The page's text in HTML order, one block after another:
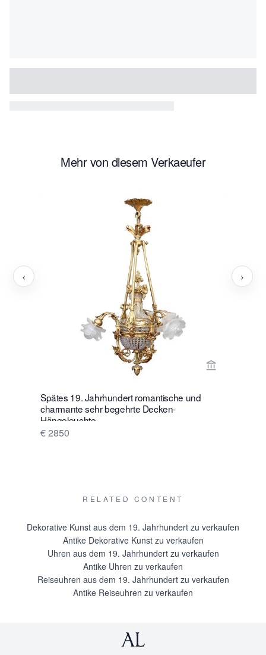
Mehr von diesem Verkaeufer
Spätes 19. Jahrhundert romantische und
charmante sehr begehrte Decken-
Hängeleuchte
€ 2850
‹ ›
RELATED CONTENT
Dekorative Kunst aus dem 19. Jahrhundert zu verkaufen
Antike Dekorative Kunst zu verkaufen
Uhren aus dem 19. Jahrhundert zu verkaufen
Antike Uhren zu verkaufen
Reiseuhren aus dem 19. Jahrhundert zu verkaufen
Antike Reiseuhren zu verkaufen